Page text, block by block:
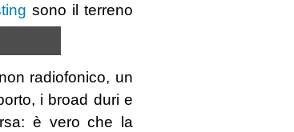
sono il terreno
radiofonico, un
i broad duri e
è vero che la